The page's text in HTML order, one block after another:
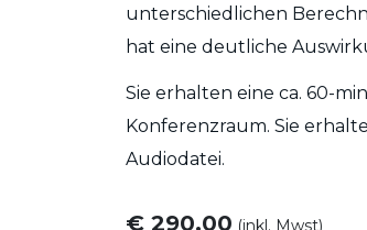
unterschiedlichen
hat eine deutliche
Sie erhalten eine ca. 60-
Konferenzraum. Sie
Audiodatei.
€ 290,00 (inkl. Mwst)